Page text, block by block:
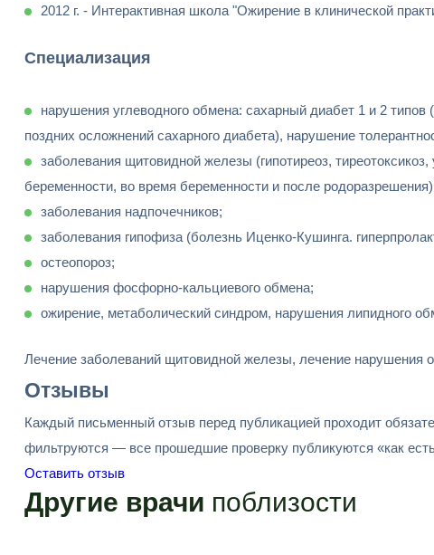
2012 г. - Интерактивная школа "Ожирение в клинической
Специализация
нарушения углеводного обмена: сахарный диабет 1 и 2
поздних осложнений сахарного диабета), нарушение
заболевания щитовидной железы (гипотиреоз,
беременности, во время беременности и после
заболевания надпочечников;
заболевания гипофиза (болезнь Иценко-Кушинга.
остеопороз;
нарушения фосфорно-кальциевого обмена;
ожирение, метаболический синдром, нарушения липидного
Лечение заболеваний щитовидной железы, лечение нарушения
Отзывы
Каждый письменный отзыв перед публикацией проходит
фильтруются — все прошедшие проверку публикуются «как
Оставить отзыв
Другие врачи поблизости